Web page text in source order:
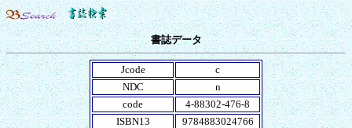
書誌データ
Jcode
c
NDC
n
code
4-88302-476-8
ISBN13
9784883024766